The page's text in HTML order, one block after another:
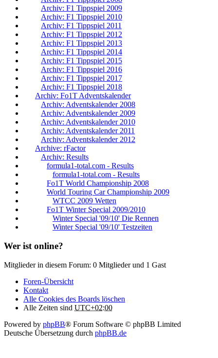
Archiv: F1 Tippspiel 2009
Archiv: F1 Tippspiel 2010
Archiv: F1 Tippspiel 2011
Archiv: F1 Tippspiel 2012
Archiv: F1 Tippspiel 2013
Archiv: F1 Tippspiel 2014
Archiv: F1 Tippspiel 2015
Archiv: F1 Tippspiel 2016
Archiv: F1 Tippspiel 2017
Archiv: F1 Tippspiel 2018
Archiv: Fo1T Adventskalender
Archiv: Adventskalender 2008
Archiv: Adventskalender 2009
Archiv: Adventskalender 2010
Archiv: Adventskalender 2011
Archiv: Adventskalender 2012
Archive: rFactor
Archiv: Results
formula1-total.com - Results
formula1-total.com - Results
Fo1T World Championship 2008
World Touring Car Championship 2009
WTCC 2009 Wetten
Fo1T Winter Special 2009/2010
Winter Special '09/10' Die Rennen
Winter Special '09/10' Testzeiten
Wer ist online?
Mitglieder in diesem Forum: 0 Mitglieder und 1 Gast
Foren-Übersicht
Kontakt
Alle Cookies des Boards löschen
Alle Zeiten sind UTC+02:00
Powered by phpBB® Forum Software © phpBB Limited
Deutsche Übersetzung durch phpBB.de